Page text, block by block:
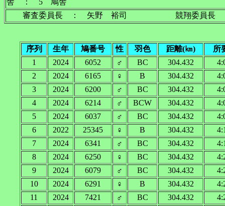
舎 ： 5 鳩舎
審査委員長 ： 矢野 裕司 競翔委員長
序列 生年 鳩番号 性 羽色 距離(㎞)
所
1
2024 6052 ♂ BC 304.432
2
2024 6165 ♀ B 304.432
3
2024 6200 ♂ BC 304.432
4
2024 6214 ♂ BCW 304.432
5
2024 6037 ♂ BC 304.432
6
2022 25345 ♀ B 304.432
7
2024 6341 ♂ BC 304.432
8
2024 6250 ♀ BC 304.432
9
2024 6079 ♂ BC 304.432
10
2024 6291 ♀ B 304.432
11
2024 7421 ♂ BC 304.432